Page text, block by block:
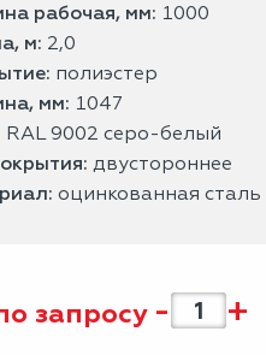
рабочая, мм: 1000
м: 2,0
полиэстер
мм: 1047
RAL 9002 серо-белый
двустороннее
оцинкованная сталь
запросу - +